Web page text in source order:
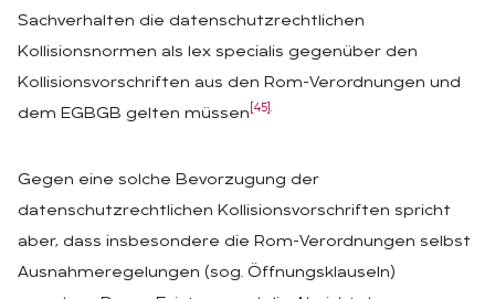
Sachverhalten die datenschutzrechtlichen
Kollisionsnormen als lex specialis gegenüber den
Kollisionsvorschriften aus den Rom-Verordnungen und
dem EGBGB gelten müssen [45] .
Gegen eine solche Bevorzugung der
datenschutzrechtlichen Kollisionsvorschriften spricht
aber, dass insbesondere die Rom-Verordnungen selbst
Ausnahmeregelungen (sog. Öffnungsklauseln)